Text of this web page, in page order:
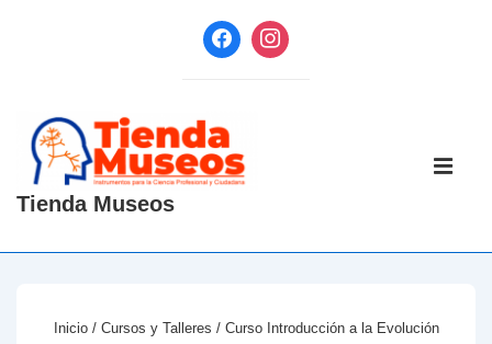
principal
Tienda Museos
Inicio/ Cursos y Talleres / Curso Introducción a la Evolución